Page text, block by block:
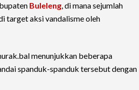
Buleleng, di mana sejumlah
target aksi vandalisme oleh
menunjukkan beberapa
spanduk-spanduk tersebut dengan